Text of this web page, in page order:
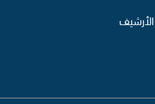
الأرشيف